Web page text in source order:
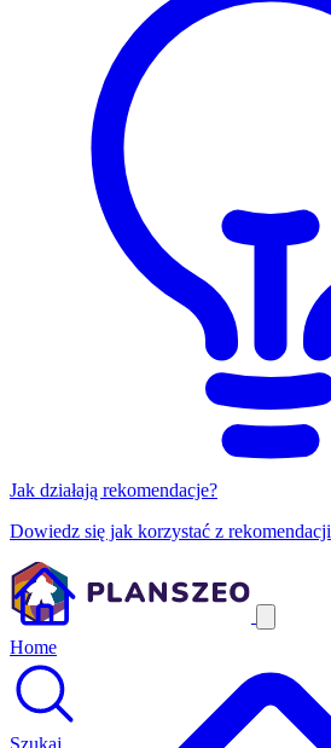
Jak działają rekomendacje?
Dowiedz się jak korzystać z rekomendacji
Home
Szukaj